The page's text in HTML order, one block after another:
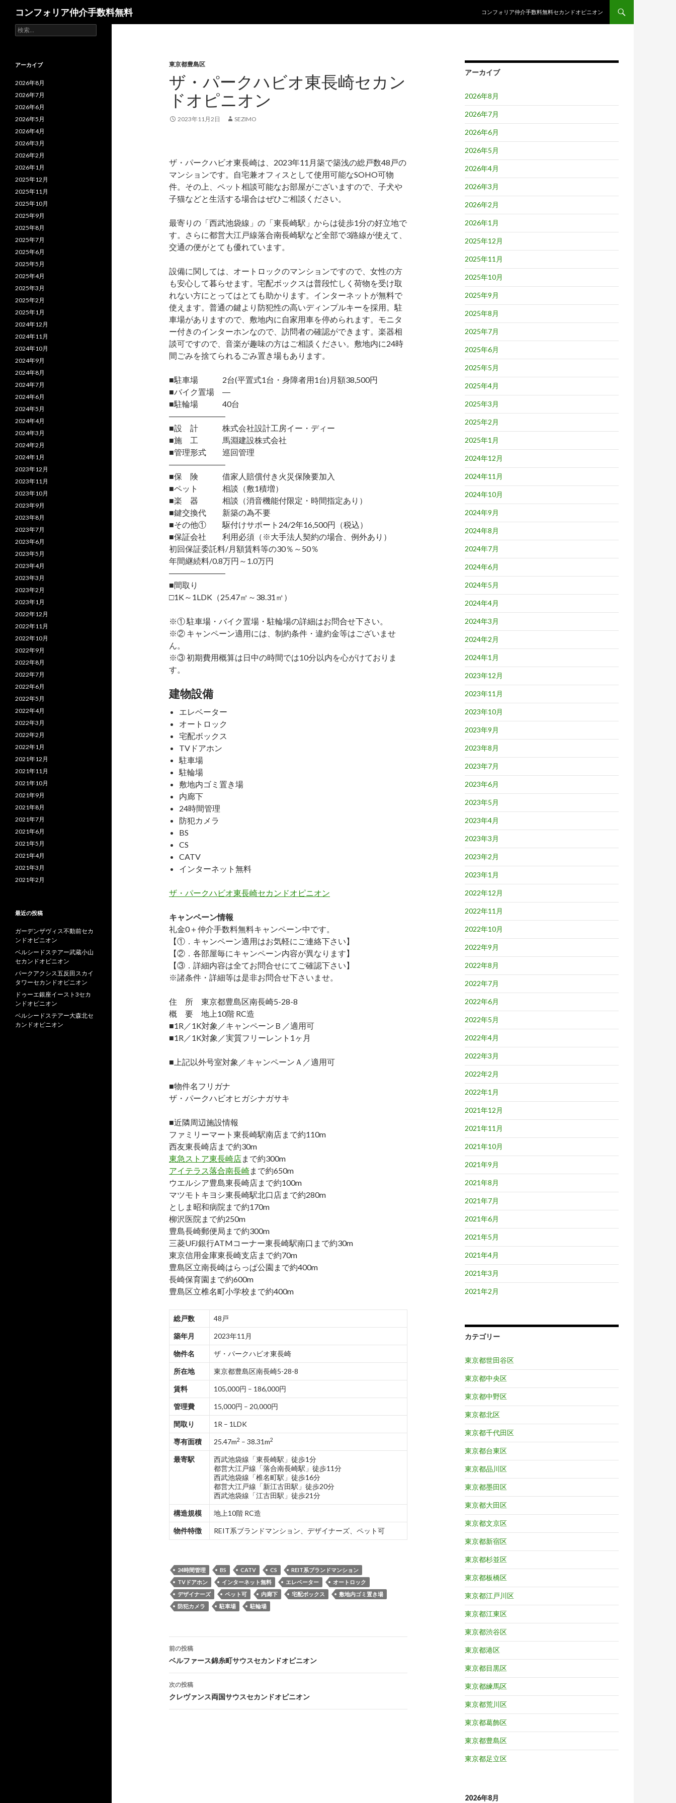
コンフォリア仲介手数料無料
コンフォリア仲介手数料無料セカンドオピニオン
東京都豊島区
ザ・パークハビオ東長崎セカン
ドオピニオン
2023年11月2日 SEZIMO
ザ・パークハビオ東長崎は、2023年11月築で築浅の総戸数48戸の
マンションです。自宅兼オフィスとして使用可能なSOHO可物
件。その上、ペット相談可能なお部屋がございますので、子犬や
子猫などと生活する場合はぜひご相談ください。
最寄りの「西武池袋線」の「東長崎駅」からは徒歩1分の好立地で
す。さらに都営大江戸線落合南長崎駅など全部で3路線が使えて、
交通の便がとても優れています。
設備に関しては、オートロックのマンションですので、女性の方
も安心して暮らせます。宅配ボックスは普段忙しく荷物を受け取
れない方にとってはとても助かります。インターネットが無料で
使えます。普通の鍵より防犯性の高いディンプルキーを採用。駐
車場がありますので、敷地内に自家用車を停められます。モニタ
ー付きのインターホンなので、訪問者の確認ができます。楽器相
談可ですので、音楽が趣味の方はご相談ください。敷地内に24時
間ごみを捨てられるごみ置き場もあります。
■駐車場 2台(平置式1台・身障者用1台)月額38,500円
■バイク置場 ―
■駐輪場 40台
―――――――
■設 計 株式会社設計工房イー・ディー
■施 工 馬淵建設株式会社
■管理形式 巡回管理
―――――――
■保 険 借家人賠償付き火災保険要加入
■ペット 相談（敷1積増）
■楽 器 相談（消音機能付限定・時間指定あり）
■鍵交換代 新築の為不要
■その他① 駆付けサポート24/2年16,500円（税込）
■保証会社 利用必須（※大手法人契約の場合、例外あり）
初回保証委託料/月額賃料等の30％～50％
年間継続料/0.8万円～1.0万円
―――――――
■間取り
□1K～1LDK（25.47㎡～38.31㎡）
※① 駐車場・バイク置場・駐輪場の詳細はお問合せ下さい。
※② キャンペーン適用には、制約条件・違約金等はございませ
ん。
※③ 初期費用概算は日中の時間では10分以内を心がけておりま
す。
建物設備
エレベーター
オートロック
宅配ボックス
TVドアホン
駐車場
駐輪場
敷地内ゴミ置き場
内廊下
24時間管理
防犯カメラ
BS
CS
CATV
インターネット無料
ザ・パークハビオ東長崎セカンドオピニオン
キャンペーン情報
礼金0＋仲介手数料無料キャンペーン中です。
【①．キャンペーン適用はお気軽にご連絡下さい】
【②．各部屋毎にキャンペーン内容が異なります】
【③．詳細内容は全てお問合せにてご確認下さい】
※諸条件・詳細等は是非お問合せ下さいませ。
住 所 東京都豊島区南長崎5-28-8
概 要 地上10階 RC造
■1R／1K対象／キャンペーンＢ／適用可
■1R／1K対象／実質フリーレント1ヶ月
■上記以外号室対象／キャンペーンＡ／適用可
■物件名フリガナ
ザ・パークハビオヒガシナガサキ
■近隣周辺施設情報
ファミリーマート東長崎駅南店まで約110m
西友東長崎店まで約30m
東急ストア東長崎店まで約300m
アイテラス落合南長崎まで約650m
ウエルシア豊島東長崎店まで約100m
マツモトキヨシ東長崎駅北口店まで約280m
としま昭和病院まで約170m
柳沢医院まで約250m
豊島長崎郵便局まで約300m
三菱UFJ銀行ATMコーナー東長崎駅南口まで約30m
東京信用金庫東長崎支店まで約70m
豊島区立南長崎はらっぱ公園まで約400m
長崎保育園まで約600m
豊島区立椎名町小学校まで約400m
総戸数 48戸
築年月 2023年11月
物件名 ザ・パークハビオ東長崎
所在地 東京都豊島区南長崎5-28-8
賃料 105,000円 – 186,000円
管理費 15,000円 – 20,000円
間取り 1R – 1LDK
専有面積 25.47m2 – 38.31m2
最寄駅
西武池袋線「東長崎駅」徒歩1分
都営大江戸線「落合南長崎駅」徒歩11分
西武池袋線「椎名町駅」徒歩16分
都営大江戸線「新江古田駅」徒歩20分
西武池袋線「江古田駅」徒歩21分
構造規模 地上10階 RC造
物件特徴 REIT系ブランドマンション、デザイナーズ、ペット可
24時間管理 BS CATV CS
REIT系ブランドマンション
TVドアホン
インターネット無料 エレベーター
オートロック
デザイナーズ
ペット可 内廊下 宅配ボックス
敷地内ゴミ置き場
防犯カメラ
駐車場 駐輪場
投
稿
ナ
ビ
ゲ
前の投稿
ベルファース錦糸町サウスセカンドオピニオン
次の投稿
クレヴァンス両国サウスセカンドオピニオン
アーカイブ
2026年8月
2026年7月
2026年6月
2026年5月
2026年4月
2026年3月
2026年2月
2026年1月
2025年12月
2025年11月
2025年10月
2025年9月
2025年8月
2025年7月
2025年6月
2025年5月
2025年4月
2025年3月
2025年2月
2025年1月
2024年12月
2024年11月
2024年10月
2024年9月
2024年8月
2024年7月
2024年6月
2024年5月
2024年4月
2024年3月
2024年2月
2024年1月
2023年12月
2023年11月
2023年10月
2023年9月
2023年8月
2023年7月
2023年6月
2023年5月
2023年4月
2023年3月
2023年2月
2023年1月
2022年12月
2022年11月
2022年10月
2022年9月
2022年8月
2022年7月
2022年6月
2022年5月
2022年4月
2022年3月
2022年2月
2022年1月
2021年12月
2021年11月
2021年10月
2021年9月
2021年8月
2021年7月
2021年6月
2021年5月
2021年4月
2021年3月
2021年2月
カテゴリー
東京都世田谷区
東京都中央区
東京都中野区
東京都北区
東京都千代田区
東京都台東区
東京都品川区
東京都墨田区
東京都大田区
東京都文京区
東京都新宿区
東京都杉並区
東京都板橋区
東京都江戸川区
東京都江東区
東京都渋谷区
東京都港区
東京都目黒区
東京都練馬区
東京都荒川区
東京都葛飾区
東京都豊島区
東京都足立区
2026年8月
検
索:
アーカイブ
2026年8月
2026年7月
2026年6月
2026年5月
2026年4月
2026年3月
2026年2月
2026年1月
2025年12月
2025年11月
2025年10月
2025年9月
2025年8月
2025年7月
2025年6月
2025年5月
2025年4月
2025年3月
2025年2月
2025年1月
2024年12月
2024年11月
2024年10月
2024年9月
2024年8月
2024年7月
2024年6月
2024年5月
2024年4月
2024年3月
2024年2月
2024年1月
2023年12月
2023年11月
2023年10月
2023年9月
2023年8月
2023年7月
2023年6月
2023年5月
2023年4月
2023年3月
2023年2月
2023年1月
2022年12月
2022年11月
2022年10月
2022年9月
2022年8月
2022年7月
2022年6月
2022年5月
2022年4月
2022年3月
2022年2月
2022年1月
2021年12月
2021年11月
2021年10月
2021年9月
2021年8月
2021年7月
2021年6月
2021年5月
2021年4月
2021年3月
2021年2月
最近の投稿
ガーデンザヴィス不動前セカ
ンドオピニオン
ベルシードステアー武蔵小山
セカンドオピニオン
パークアクシス五反田スカイ
タワーセカンドオピニオン
ドゥーエ銀座イースト3セカ
ンドオピニオン
ベルシードステアー大森北セ
カンドオピニオン